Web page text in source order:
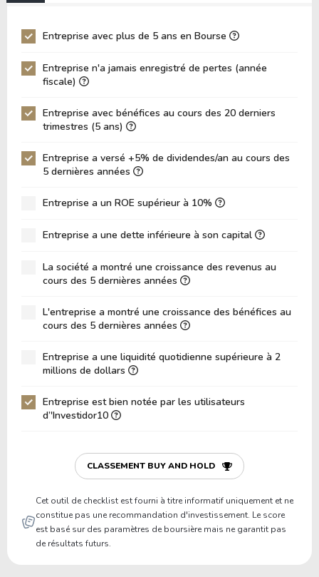
EV/EBIT
P/EBITDA
P/Actif Total
VPA (Valeur Comptable par Action)
LPA (Bénéfice par Action)
Rotation des Actifs
0.00
ROE
ROIC (RETOUR SUR CAPITAL INVESTI)
ROA (Retour sur Actifs)
Dette Nette / EBITDA
Dette Brute / Capitaux Propres
Capitaux Propres / Actifs
0.00
Passifs / Actifs
Ratio de Liquidité
P/Actif Circulant Net
Entreprise avec plus de 5 ans en Bourse
Entreprise n'a jamais enregistré de pertes (année
fiscale)
Entreprise avec bénéfices au cours des 20 derniers
trimestres (5 ans)
Entreprise a versé +5% de dividendes/an au cours des
5 dernières années
Entreprise a un ROE supérieur à 10%
Entreprise a une dette inférieure à son capital
La société a montré une croissance des revenus au
cours des 5 dernières années
L'entreprise a montré une croissance des bénéfices au
cours des 5 dernières années
Entreprise a une liquidité quotidienne supérieure à 2
millions de dollars
Entreprise est bien notée par les utilisateurs
d’'Investidor10
CLASSEMENT BUY AND HOLD
Cet outil de checklist est fourni à titre informatif uniquement et ne
constitue pas une recommandation d'investissement. Le score
est basé sur des paramètres de boursière mais ne garantit pas
de résultats futurs.